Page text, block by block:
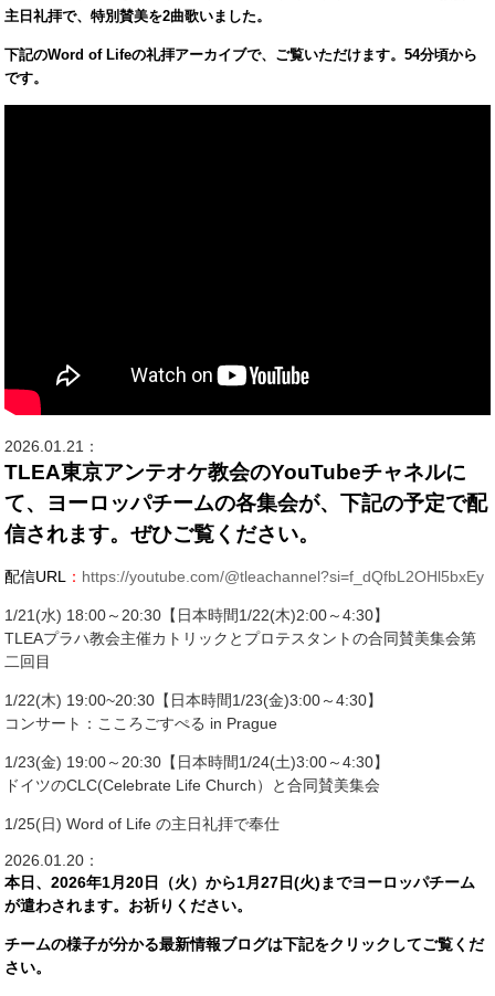
主日礼拝で、特別賛美を2曲歌いました。
下記のWord of Lifeの礼拝アーカイブで、ご覧いただけます。54分頃から
です。
2026.01.21：
TLEA東京アンテオケ教会のYouTubeチャネルに
て、ヨーロッパチームの各集会が、下記の予定で配
信されます。ぜひご覧ください。
配信URL ： https://youtube.com/@tleachannel?si=f_dQfbL2OHl5bxEy
1/21(水) 18:00～20:30【日本時間1/22(木)2:00～4:30】
TLEAプラハ教会主催カトリックとプロテスタントの合同賛美集会第
二回目
1/22(木) 19:00~20:30【日本時間1/23(金)3:00～4:30】
コンサート：こころごすぺる in Prague
1/23(金) 19:00～20:30【日本時間1/24(土)3:00～4:30】
ドイツのCLC(Celebrate Life Church）と合同賛美集会
1/25(日) Word of Life の主日礼拝で奉仕
2026.01.20：
本日、2026年1月20日（火）から1月27日(火)までヨーロッパチーム
が遣わされます。お祈りください。
チームの様子が分かる最新情報ブログは下記をクリックしてご覧くだ
さい。